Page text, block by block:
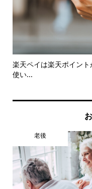
楽天ペイは楽天ポイン
使い...
老後